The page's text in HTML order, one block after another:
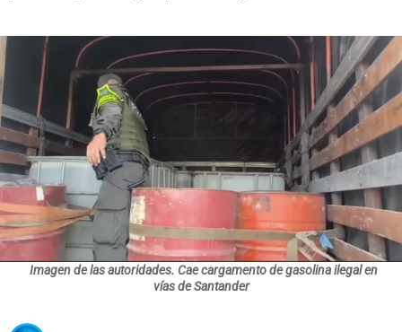
Imagen de las autoridades. Cae cargamento de gasolina ilegal en
vías de Santander